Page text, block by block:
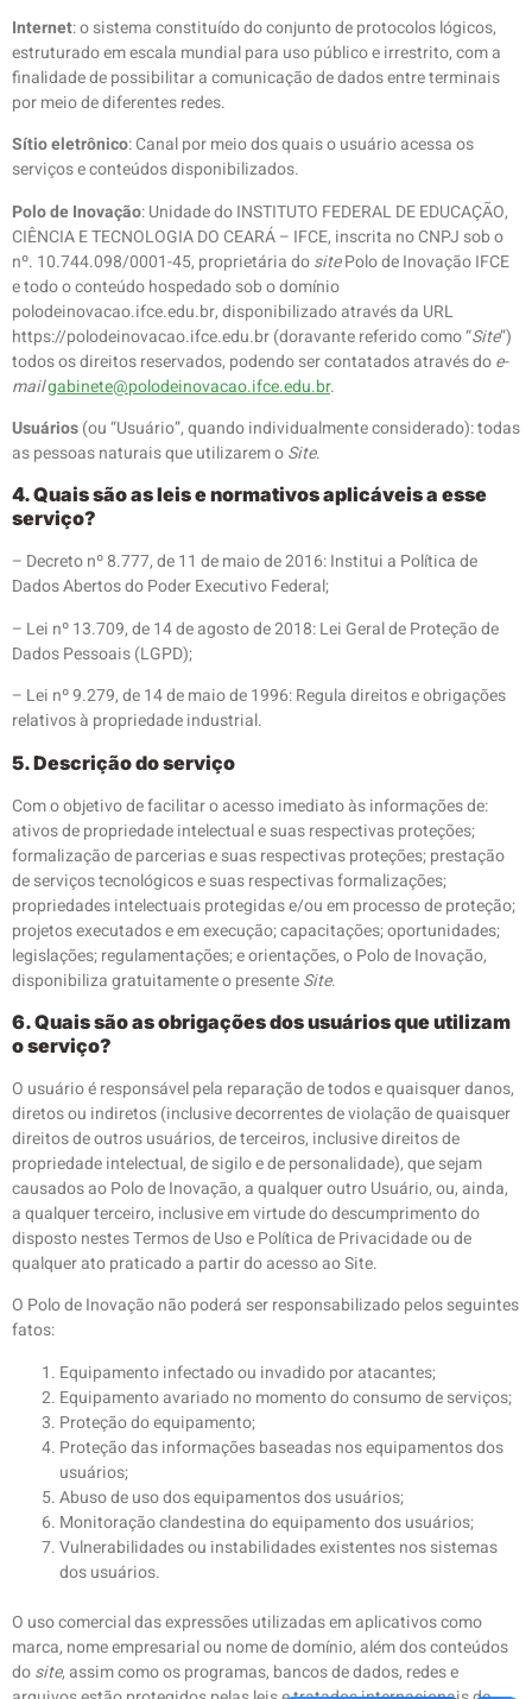
Internet: o sistema constituído do conjunto de protocolos lógicos,
estruturado em escala mundial para uso público e irrestrito, com a
finalidade de possibilitar a comunicação de dados entre terminais
por meio de diferentes redes.
Sítio eletrônico: Canal por meio dos quais o usuário acessa os
serviços e conteúdos disponibilizados.
Polo de Inovação: Unidade do INSTITUTO FEDERAL DE EDUCAÇÃO,
CIÊNCIA E TECNOLOGIA DO CEARÁ – IFCE, inscrita no CNPJ sob o
nº. 10.744.098/0001-45, proprietária dositePolo de Inovação IFCE
e todo o conteúdo hospedado sob o domínio
polodeinovacao.ifce.edu.br, disponibilizado através da URL
https://polodeinovacao.ifce.edu.br (doravante referido como “Site”)
todos os direitos reservados, podendo ser contatados através doe-
mailgabinete@polodeinovacao.ifce.edu.br.
Usuários(ou “Usuário”, quando individualmente considerado): todas
as pessoas naturais que utilizarem oSite.
4. Quais são as leis e normativos aplicáveis a esse
serviço?
– Decreto nº 8.777, de 11 de maio de 2016: Institui a Política de
Dados Abertos do Poder Executivo Federal;
– Lei nº 13.709, de 14 de agosto de 2018: Lei Geral de Proteção de
Dados Pessoais (LGPD);
– Lei nº 9.279, de 14 de maio de 1996: Regula direitos e obrigações
relativos à propriedade industrial.
5. Descrição do serviço
Com o objetivo de facilitar o acesso imediato às informações de:
ativos de propriedade intelectual e suas respectivas proteções;
formalização de parcerias e suas respectivas proteções; prestação
de serviços tecnológicos e suas respectivas formalizações;
propriedades intelectuais protegidas e/ou em processo de proteção;
projetos executados e em execução; capacitações; oportunidades;
legislações; regulamentações; e orientações, o Polo de Inovação,
disponibiliza gratuitamente o presenteSite.
6. Quais são as obrigações dos usuários que utilizam
o serviço?
O usuário é responsável pela reparação de todos e quaisquer danos,
diretos ou indiretos (inclusive decorrentes de violação de quaisquer
direitos de outros usuários, de terceiros, inclusive direitos de
propriedade intelectual, de sigilo e de personalidade), que sejam
causados ao Polo de Inovação, a qualquer outro Usuário, ou, ainda,
a qualquer terceiro, inclusive em virtude do descumprimento do
disposto nestes Termos de Uso e Política de Privacidade ou de
qualquer ato praticado a partir do acesso ao Site.
O Polo de Inovação não poderá ser responsabilizado pelos seguintes
fatos:
Equipamento infectado ou invadido por atacantes;
Equipamento avariado no momento do consumo de serviços;
Proteção do equipamento;
Proteção das informações baseadas nos equipamentos dos
usuários;
Abuso de uso dos equipamentos dos usuários;
Monitoração clandestina do equipamento dos usuários;
Vulnerabilidades ou instabilidades existentes nos sistemas
dos usuários.
O uso comercial das expressões utilizadas em aplicativos como
marca, nome empresarial ou nome de domínio, além dos conteúdos
dosite, assim como os programas, bancos de dados, redes e